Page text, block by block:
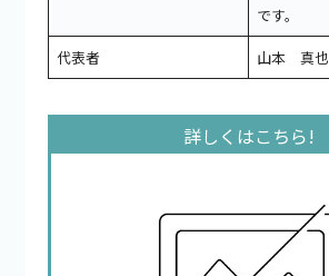
です。
代表者
山本 真也